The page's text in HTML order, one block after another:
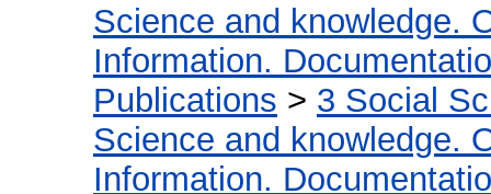
Science and knowledge.
Information.
Publications > 3 Social
Science and knowledge.
Information.